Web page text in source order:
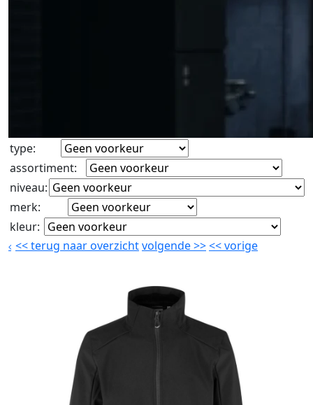
type:
assortiment:
niveau:
merk:
kleur:
<<terug naar overzichtvolgende>><<vorige